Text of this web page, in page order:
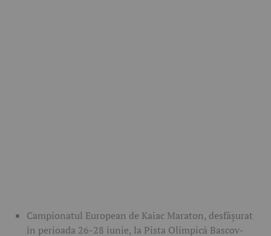
Campionatul European de Kaiac Maraton, desfășurat
în perioada 26-28 iunie, la Pista Olimpică Bascov-